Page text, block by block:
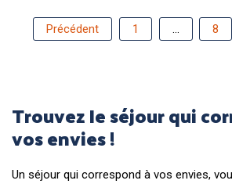
Précédent 1 … 8
Trouvez le séjour qui
vos envies !
Un séjour qui correspond à vos envies,